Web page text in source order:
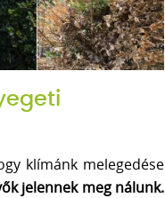
klímánk melegedése
jelennek meg nálunk.